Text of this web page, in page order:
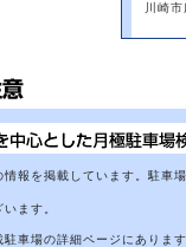
川崎
報を掲載しています。駐車
ます。
車場の詳細ページにありま